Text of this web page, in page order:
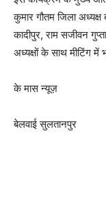
कुमार गौतम जिला अध्यक्ष
कादीपुर, राम सजीवन
अध्यक्षों के साथ मीटिंग में
के मास न्यूज़
बेलवाई सुलतानपुर